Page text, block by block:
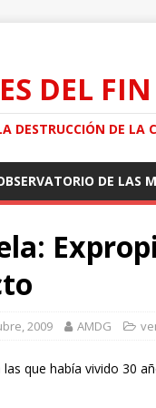
DEL
DESTRUCCIÓN DE LA
DE LAS
2009 AMDG
que había vivido 30